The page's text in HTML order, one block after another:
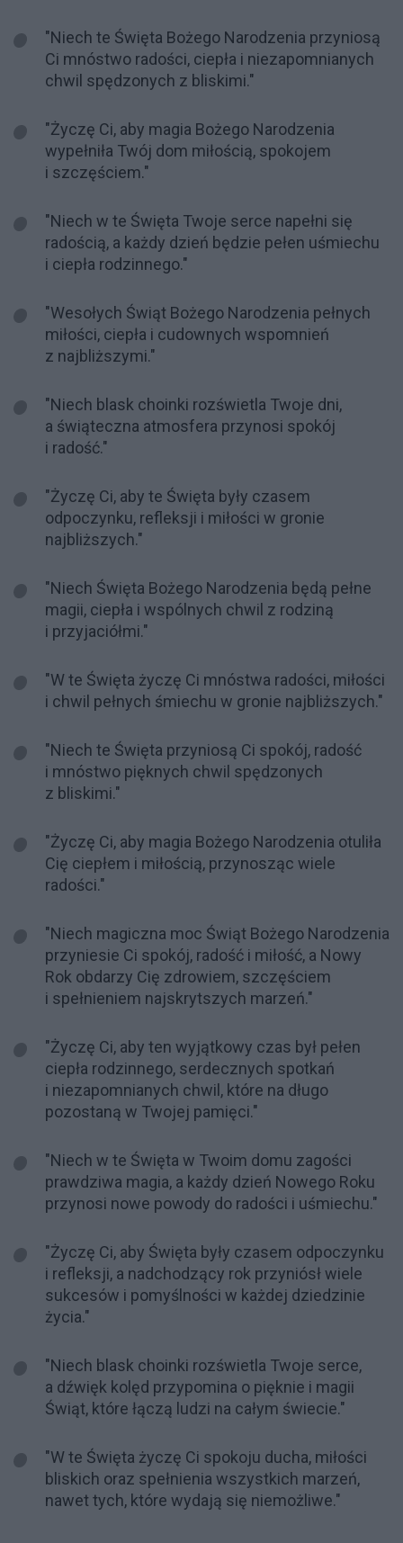
"Niech te Święta Bożego Narodzenia przyniosą
Ci mnóstwo radości, ciepła i niezapomnianych
chwil spędzonych z bliskimi."
"Życzę Ci, aby magia Bożego Narodzenia
wypełniła Twój dom miłością, spokojem
i szczęściem."
"Niech w te Święta Twoje serce napełni się
radością, a każdy dzień będzie pełen uśmiechu
i ciepła rodzinnego."
"Wesołych Świąt Bożego Narodzenia pełnych
miłości, ciepła i cudownych wspomnień
z najbliższymi."
"Niech blask choinki rozświetla Twoje dni,
a świąteczna atmosfera przynosi spokój
i radość."
"Życzę Ci, aby te Święta były czasem
odpoczynku, refleksji i miłości w gronie
najbliższych."
"Niech Święta Bożego Narodzenia będą pełne
magii, ciepła i wspólnych chwil z rodziną
i przyjaciółmi."
"W te Święta życzę Ci mnóstwa radości, miłości
i chwil pełnych śmiechu w gronie najbliższych."
"Niech te Święta przyniosą Ci spokój, radość
i mnóstwo pięknych chwil spędzonych
z bliskimi."
"Życzę Ci, aby magia Bożego Narodzenia otuliła
Cię ciepłem i miłością, przynosząc wiele
radości."
"Niech magiczna moc Świąt Bożego Narodzenia
przyniesie Ci spokój, radość i miłość, a Nowy
Rok obdarzy Cię zdrowiem, szczęściem
i spełnieniem najskrytszych marzeń."
"Życzę Ci, aby ten wyjątkowy czas był pełen
ciepła rodzinnego, serdecznych spotkań
i niezapomnianych chwil, które na długo
pozostaną w Twojej pamięci."
"Niech w te Święta w Twoim domu zagości
prawdziwa magia, a każdy dzień Nowego Roku
przynosi nowe powody do radości i uśmiechu."
"Życzę Ci, aby Święta były czasem odpoczynku
i refleksji, a nadchodzący rok przyniósł wiele
sukcesów i pomyślności w każdej dziedzinie
życia."
"Niech blask choinki rozświetla Twoje serce,
a dźwięk kolęd przypomina o pięknie i magii
Świąt, które łączą ludzi na całym świecie."
"W te Święta życzę Ci spokoju ducha, miłości
bliskich oraz spełnienia wszystkich marzeń,
nawet tych, które wydają się niemożliwe."